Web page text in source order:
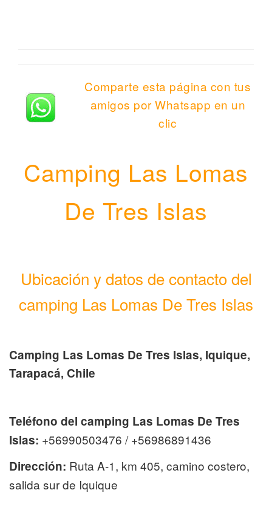
Comparte esta página con tus
amigos por Whatsapp en un
clic
Camping Las Lomas
De Tres Islas
Ubicación y datos de contacto del
camping Las Lomas De Tres Islas
Camping Las Lomas De Tres Islas, Iquique,
Tarapacá, Chile
Teléfono del camping Las Lomas De Tres
Islas: +56990503476 / +56986891436
Dirección: Ruta A-1, km 405, camino costero,
salida sur de Iquique